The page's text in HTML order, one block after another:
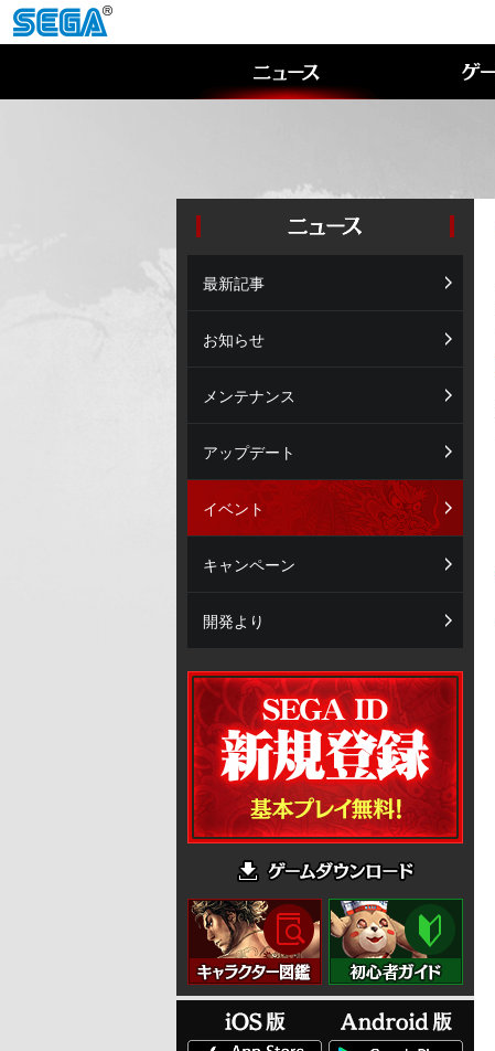
最新記事
お知らせ
メンテナンス
アップデート
イベント
キャンペーン
開発より